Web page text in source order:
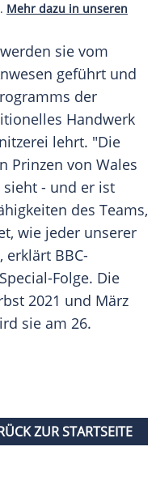
Mehr dazu in unseren
sie vom
geführt und
der
Handwerk
lehrt. "Die
Prinzen von Wales
- und er ist
des Teams,
wie jeder unserer
erklärt BBC-
Folge. Die
2021 und März
sie am 26.
ZUR STARTSEITE